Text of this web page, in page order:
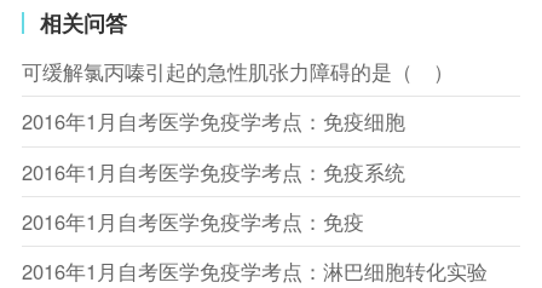
相关问答
可缓解氯丙嗪引起的急性肌张力障碍的是（ ）
2016年1月自考医学免疫学考点：免疫细胞
2016年1月自考医学免疫学考点：免疫系统
2016年1月自考医学免疫学考点：免疫
2016年1月自考医学免疫学考点：淋巴细胞转化实验